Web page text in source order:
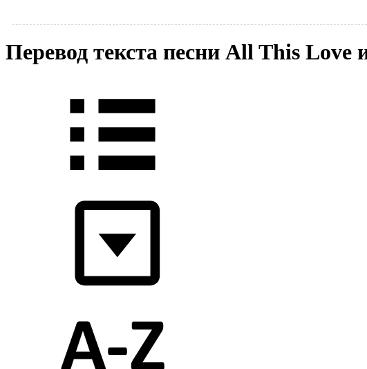
Перевод текста песни All This